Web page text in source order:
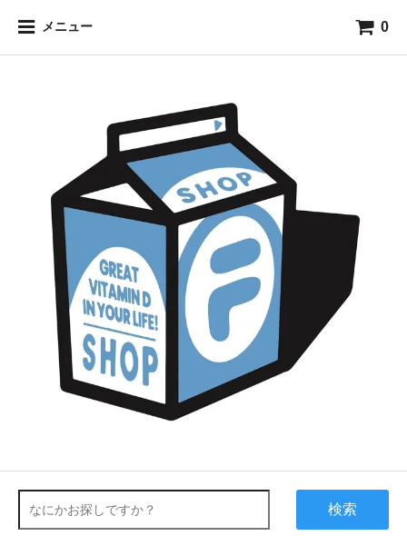
メニュー 0
検索